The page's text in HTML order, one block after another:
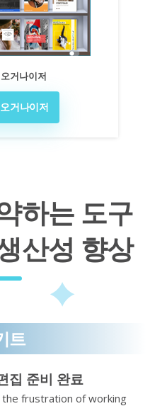
거나이저
거나이저
하는 도구
산성 향상
트
집 준비 완료
frustration of working